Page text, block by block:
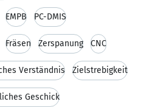
EMPB PC-DMIS
Fräsen Zerspanung CNC
Verständnis Zielstrebigkeit
Geschick